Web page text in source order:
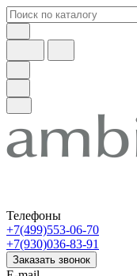
Телефоны
+7(499)553-06-70
+7(930)036-83-91
Заказать звонок